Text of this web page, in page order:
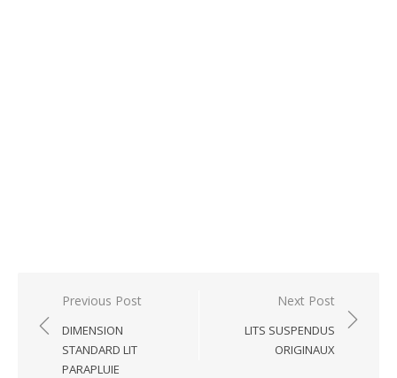
Post
navigation
Previous Post
DIMENSION
STANDARD LIT
PARAPLUIE
Next Post
LITS SUSPENDUS
ORIGINAUX